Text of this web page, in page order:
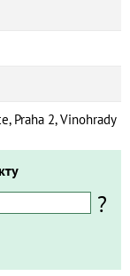
Praha 2, Vinohrady
?